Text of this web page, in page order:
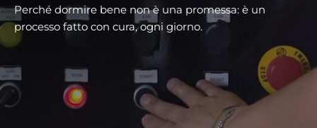
Perché dormire bene non è una promessa: è un
processo fatto con cura, ogni giorno.